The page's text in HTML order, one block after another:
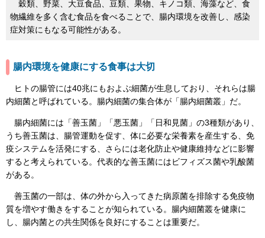
穀類、野菜、大豆食品、豆類、果物、キノコ類、海藻など、食
物繊維を多く含む食品を食べることで、腸内環境を改善し、感染
症対策にもなる可能性がある。
腸内環境を健康にする食事は大切
ヒトの腸管には40兆にもおよぶ細菌が生息しており、それらは腸
内細菌と呼ばれている。腸内細菌の集合体が「腸内細菌叢」だ。
腸内細菌には「善玉菌」「悪玉菌」「日和見菌」の3種類があり、
うち善玉菌は、腸管運動を促す、体に必要な栄養素を産生する、免
疫システムを活発にする、さらには老化防止や健康維持などに影響
すると考えられている。代表的な善玉菌にはビフィズス菌や乳酸菌
がある。
善玉菌の一部は、体の外から入ってきた病原菌を排除する免疫物
質を増やす働きをすることが知られている。腸内細菌叢を健康に
し、腸内菌との共生関係を良好にすることは重要だ。